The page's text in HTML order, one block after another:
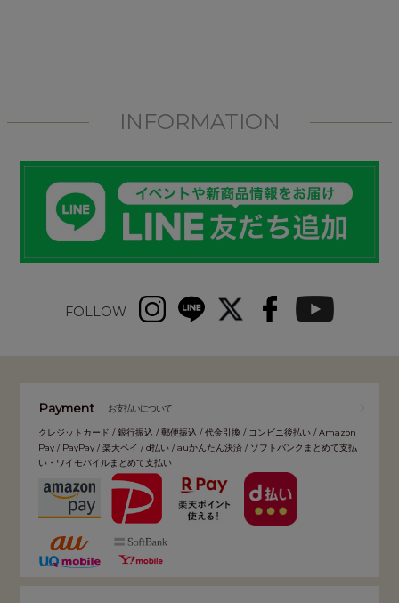
INFORMATION
FOLLOW
Payment お支払いについて
クレジットカード / 銀行振込 / 郵便振込 / 代金引換 / コンビニ後払い / Amazon
Pay / PayPay / 楽天ペイ / d払い / auかんたん決済 / ソフトバンクまとめて支払
い・ワイモバイルまとめて支払い